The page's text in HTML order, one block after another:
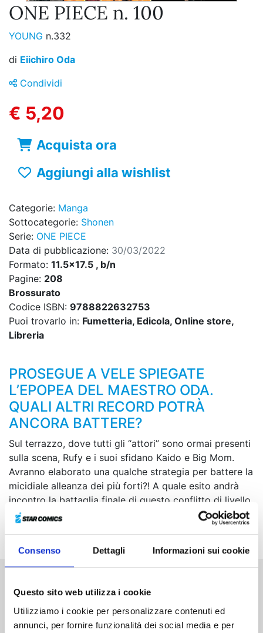
Consenso Dettagli Informazioni sui cookie
Questo sito web utilizza i cookie
Utilizziamo i cookie per personalizzare contenuti ed
annunci, per fornire funzionalità dei social media e per
ONE PIECE n. 100
YOUNG n.332
di Eiichiro Oda
Condividi
€ 5,20
Acquista ora
Aggiungi alla wishlist
Categorie: Manga
Sottocategorie: Shonen
Serie: ONE PIECE
Data di pubblicazione: 30/03/2022
Formato: 11.5x17.5 , b/n
Pagine: 208
Brossurato
Codice ISBN: 9788822632753
Puoi trovarlo in: Fumetteria, Edicola, Online store,
Libreria
PROSEGUE A VELE SPIEGATE
L’EPOPEA DEL MAESTRO ODA.
QUALI ALTRI RECORD POTRÀ
ANCORA BATTERE?
Sul terrazzo, dove tutti gli “attori” sono ormai presenti
sulla scena, Rufy e i suoi sfidano Kaido e Big Mom.
Avranno elaborato una qualche strategia per battere la
micidiale alleanza dei più forti?! A quale esito andrà
incontro la battaglia finale di questo conflitto di livello
supremo?! Violentissime scosse fanno tremare l'Isola
Altri volumi della serie